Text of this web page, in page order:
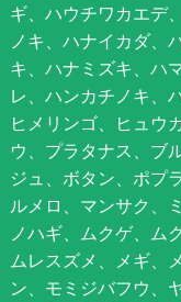
ギ、ハウチワカエデ
ノキ、ハナイカダ、
キ、ハナミズキ、ハ
レ、ハンカチノキ、
ヒメリンゴ、ヒュウ
ウ、プラタナス、ブ
ジュ、ボタン、ポプ
ルメロ、マンサク、
ノハギ、ムクゲ、ム
ムレスズメ、メギ、
ン、モミジバフウ、